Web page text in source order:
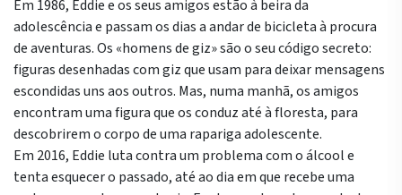
Em 1986, Eddie e os seus amigos estão à beira da
adolescência e passam os dias a andar de bicicleta à procura
de aventuras. Os «homens de giz» são o seu código secreto:
figuras desenhadas com giz que usam para deixar mensagens
escondidas uns aos outros. Mas, numa manhã, os amigos
encontram uma figura que os conduz até à floresta, para
descobrirem o corpo de uma rapariga adolescente.
Em 2016, Eddie luta contra um problema com o álcool e
tenta esquecer o passado, até ao dia em que recebe uma